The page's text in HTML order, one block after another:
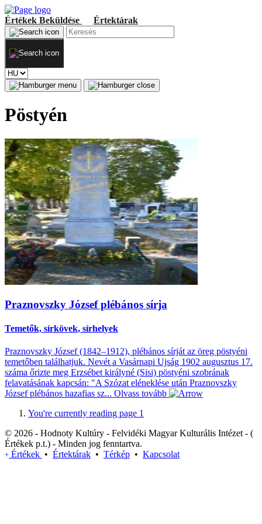
Értékek Beküldése Értektárak
Pöstyén
Praznovszky József plébános sírja
Temetők, sírkövek, sírhelyek
Praznovszky József (1842–1912), plébános sírját az öreg pöstyéni
temetőben találhatjuk. Nevét a Vasárnapi Ujság 1902 augusztus 17.
száma őrizte meg Erzsébet királyné (Sisi) pöstyéni szobrának
felavatásának kapcsán: "A Szózat eléneklése után Praznovszky
József plébános hazafias sz... Olvass tovább
You're currently reading page 1
© 2026 - Hodnoty Kultúry - Felvidéki Magyar Kulturális Intézet - (
Értékek p.t.) - Minden jog fenntartva.
+ Értékek • Értektárak • Térkép • Kapcsolat